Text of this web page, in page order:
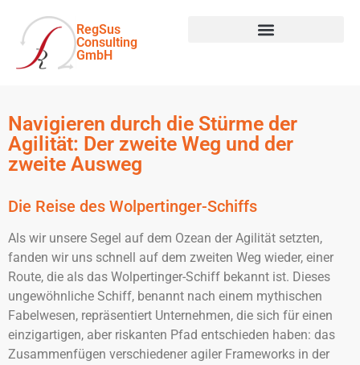
RegSus
Consulting
GmbH
Navigieren durch die Stürme der
Agilität: Der zweite Weg und der
zweite Ausweg
Die Reise des Wolpertinger-Schiffs
Als wir unsere Segel auf dem Ozean der Agilität setzten,
fanden wir uns schnell auf dem zweiten Weg wieder, einer
Route, die als das Wolpertinger-Schiff bekannt ist. Dieses
ungewöhnliche Schiff, benannt nach einem mythischen
Fabelwesen, repräsentiert Unternehmen, die sich für einen
einzigartigen, aber riskanten Pfad entschieden haben: das
Zusammenfügen verschiedener agiler Frameworks in der